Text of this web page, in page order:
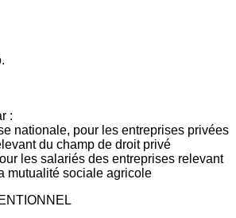
:
nationale, pour les entreprises privées
du champ de droit privé
les salariés des entreprises relevant
mutualité sociale agricole